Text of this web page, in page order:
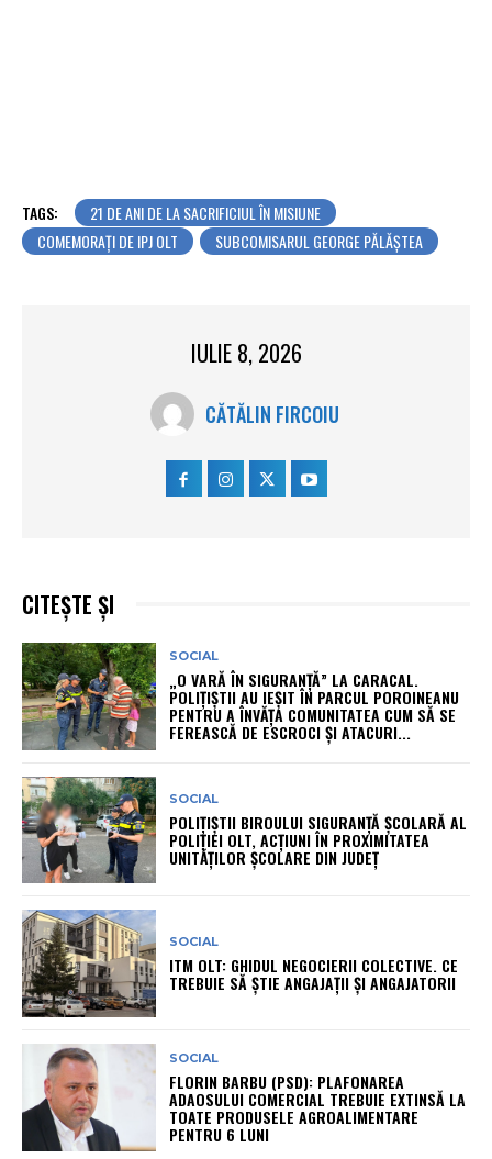
TAGS:
21 DE ANI DE LA SACRIFICIUL ÎN MISIUNE
COMEMORAȚI DE IPJ OLT
SUBCOMISARUL GEORGE PĂLĂȘTEA
IULIE 8, 2026
CĂTĂLIN FIRCOIU
CITEȘTE ȘI
SOCIAL
„O VARĂ ÎN SIGURANȚĂ” LA CARACAL.
POLIȚIȘTII AU IEȘIT ÎN PARCUL POROINEANU
PENTRU A ÎNVĂȚA COMUNITATEA CUM SĂ SE
FEREASCĂ DE ESCROCI ȘI ATACURI...
SOCIAL
POLIȚIȘTII BIROULUI SIGURANȚĂ ȘCOLARĂ AL
POLIȚIEI OLT, ACȚIUNI ÎN PROXIMITATEA
UNITĂȚILOR ȘCOLARE DIN JUDEȚ
SOCIAL
ITM OLT: GHIDUL NEGOCIERII COLECTIVE. CE
TREBUIE SĂ ȘTIE ANGAJAȚII ȘI ANGAJATORII
SOCIAL
FLORIN BARBU (PSD): PLAFONAREA
ADAOSULUI COMERCIAL TREBUIE EXTINSĂ LA
TOATE PRODUSELE AGROALIMENTARE
PENTRU 6 LUNI